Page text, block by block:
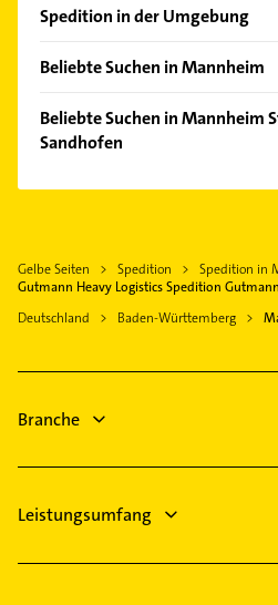
Friedrichsfeld
Neckarau
Schönau
Spedition in der Umgebung
Frankenthal (Pfalz)
Ludwigshafen am Rhein
Viernheim
Lorsch Hessen
Beliebte Suchen in Mannheim
Kammerjäger
Heizung & Sanitär
Phoniatrie
Logopädie
Putzfrau
Beliebte Suchen in Mannheim
Sandhofen
Schreiner
Klempner
Sanitärinstallation
Steuerberater
Gelbe Seiten Spedition
Spedition in
Gutmann Heavy Logistics Spedition
Deutschland
Baden-Württemberg
Branche
Leistungsumfang